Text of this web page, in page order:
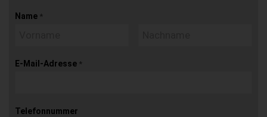
Name *
E-Mail-Adresse *
Telefonnummer